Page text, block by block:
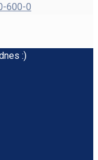
600-0
:)